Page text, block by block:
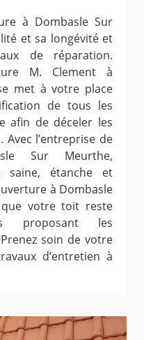
à Dombasle Sur
et sa longévité et
de réparation.
M. Clement à
met à votre place
de tous les
afin de déceler les
l’entreprise de
Sur Meurthe,
saine, étanche et
à Dombasle
votre toit reste
proposant les
soin de votre
d’entretien à